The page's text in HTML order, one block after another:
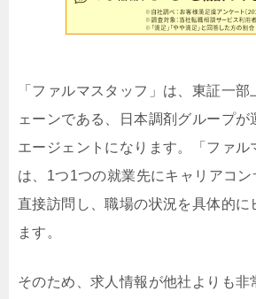
「ファルマスタッフ」は、東証一
ェーンである、日本調剤グループが
エージェントになります。「ファル
は、1つ1つの就業先にキャリアコ
直接訪問し、職場の状況を具体的に
ます。
そのため、求人情報が他社よりも非